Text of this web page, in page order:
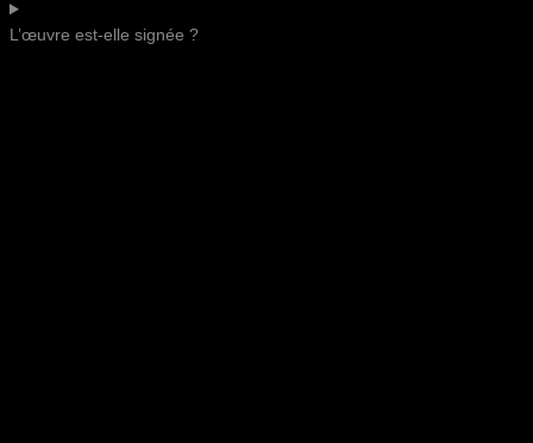
L’œuvre est-elle signée ?